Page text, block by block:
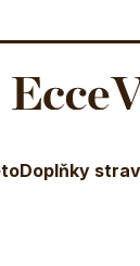
Doplňky
Webinář Štítná žláza